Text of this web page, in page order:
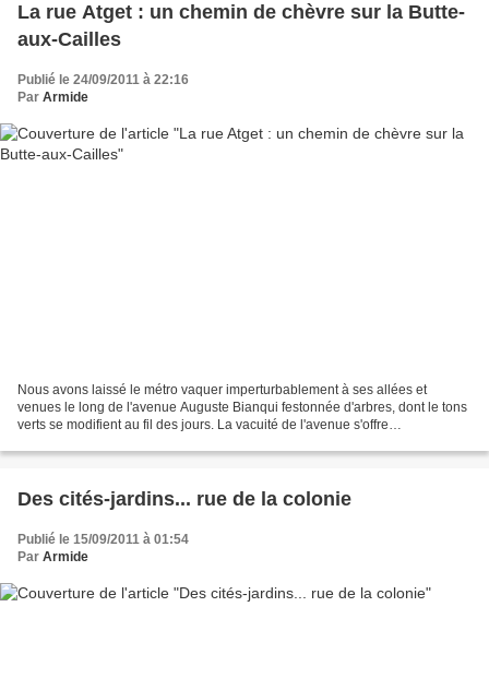
La rue Atget : un chemin de chèvre sur la Butte-
aux-Cailles
Publié le 24/09/2011 à 22:16
Par Armide
Nous avons laissé le métro vaquer imperturbablement à ses allées et
venues le long de l'avenue Auguste Bianqui festonnée d'arbres, dont le tons
verts se modifient au fil des jours. La vacuité de l'avenue s'offre
Des cités-jardins... rue de la colonie
Publié le 15/09/2011 à 01:54
Par Armide